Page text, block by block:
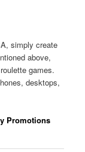
simply create
above,
games.
desktops,
Promotions